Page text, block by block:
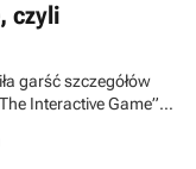
czyli
garść szczegółów
Interactive Game”
telewizyjnych, typu